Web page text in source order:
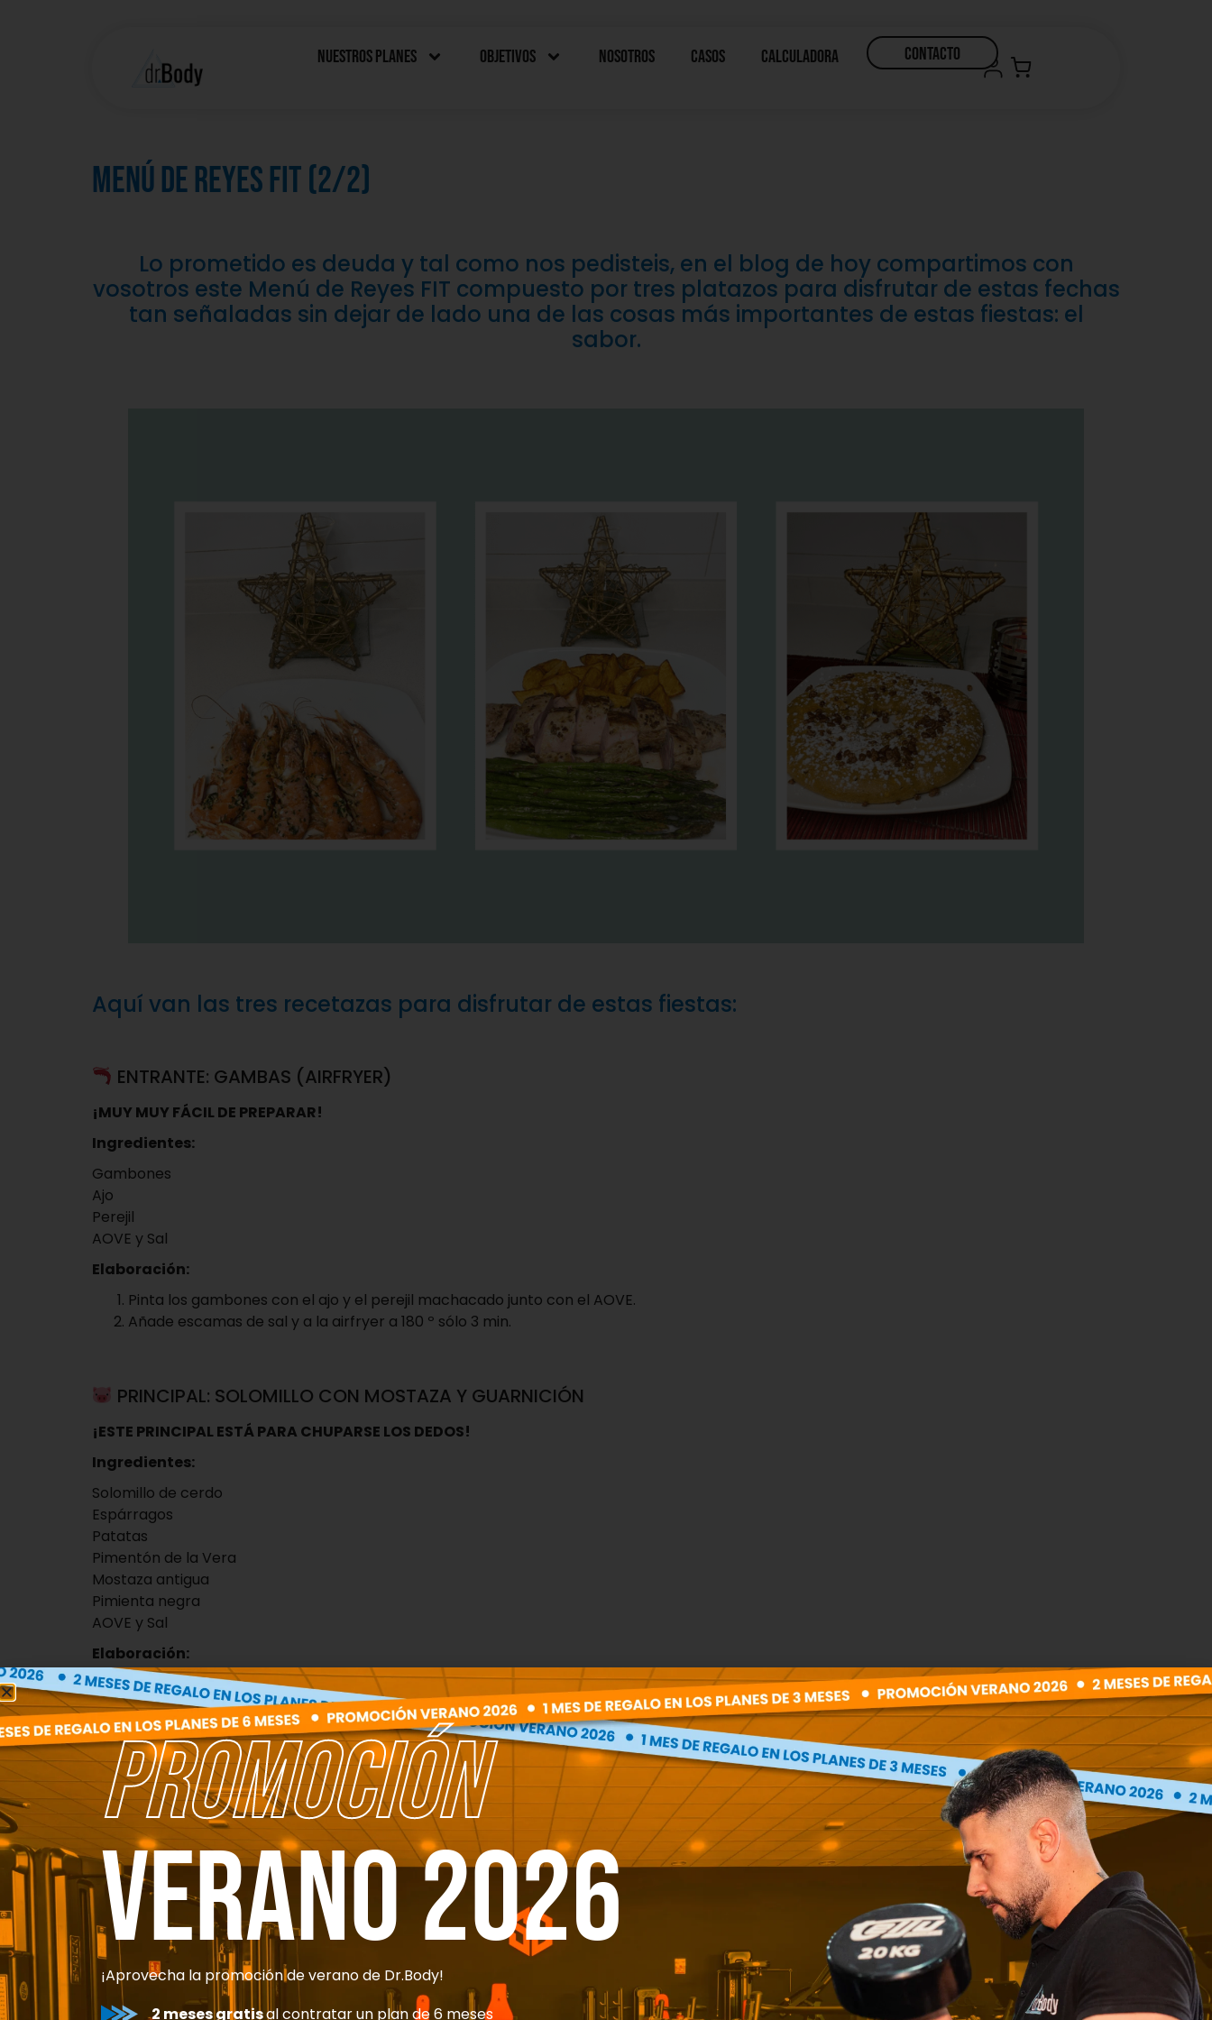
Nuestros Planes Objetivos Nosotros Casos Calculadora CONTACTO
Menú de Reyes FIT (2/2)
Lo prometido es deuda y tal como nos pedisteis, en el blog de hoy compartimos con
vosotros este Menú de Reyes FIT compuesto por tres platazos para disfrutar de estas fechas
tan señaladas sin dejar de lado una de las cosas más importantes de estas fiestas: el
sabor.
Aquí van las tres recetazas para disfrutar de estas fiestas:
ENTRANTE: GAMBAS (AIRFRYER)
¡MUY MUY FÁCIL DE PREPARAR!
Ingredientes:
Gambones
Ajo
Perejil
AOVE y Sal
Elaboración:
Pinta los gambones con el ajo y el perejil machacado junto con el AOVE.
Añade escamas de sal y a la airfryer a 180 º sólo 3 min.
PRINCIPAL: SOLOMILLO CON MOSTAZA Y GUARNICIÓN
¡ESTE PRINCIPAL ESTÁ PARA CHUPARSE LOS DEDOS!
Ingredientes:
Solomillo de cerdo
Espárragos
Patatas
Pimentón de la Vera
Mostaza antigua
Pimienta negra
AOVE y Sal
Elaboración:
Unta el solomillo con AOVE.
Esparce la mostaza antigua sobre él.
Cocínalo en una plancha con un chorrito de AOVE.
Corta las patatas en gajos y mézclalas con el pimentón y la sal.
Ponlas en la airfryer a 200 º unos 15 min.
Emplata junto con los espárragos y listo.
POSTRE: ROSCÓN DE REYES
¡UN POSTRE RíQUISMO Y MUY FÁCIL!
Ingredientes:
80 gr de Harina de avena
2 Huevos
Agua de azahar
Verano 2026
PROMOCIÓN
¡Aprovecha la promoción de verano de Dr.Body!
2 meses gratisal contratar un plan de 6 meses